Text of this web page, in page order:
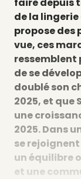
de la lingerie
propose des
vue, ces
ressemblent
de se
doublé son
2025, et que
une
2025. Dans
se
un équilibre
et une